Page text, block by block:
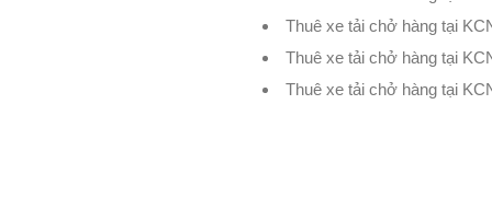
Thuê xe tải chở hàng tại
Thuê xe tải chở hàng tại
Thuê xe tải chở hàng tại